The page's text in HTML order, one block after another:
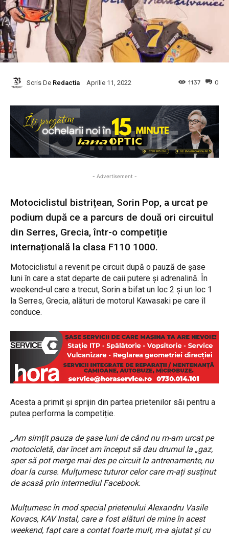
Scris De Redactia Aprilie 11, 2022 0
1137
- Advertisement -
Motociclistul bistrițean, Sorin Pop, a urcat pe
podium după ce a parcurs de două ori circuitul
din Serres, Grecia, într-o competiție
internațională la clasa F110 1000.
Motociclistul a revenit pe circuit după o pauză de șase
luni în care a stat departe de caii putere și adrenalină. În
weekend-ul care a trecut, Sorin a bifat un loc 2 și un loc 1
la Serres, Grecia, alături de motorul Kawasaki pe care îl
conduce.
Acesta a primit și sprijin din partea prietenilor săi pentru a
putea performa la competiție.
„Am simțit pauza de șase luni de când nu m-am urcat pe
motocicletă, dar încet am început să dau drumul la „gaz,
sper să pot merge mai des pe circuit la antrenamente, nu
doar la curse. Mulțumesc tuturor celor care m-ați susținut
de acasă prin intermediul Facebook.
Mulțumesc în mod special prietenului Alexandru Vasile
Kovacs, KAV Instal, care a fost alături de mine în acest
weekend, fapt care a contat foarte mult, m-a ajutat și cu